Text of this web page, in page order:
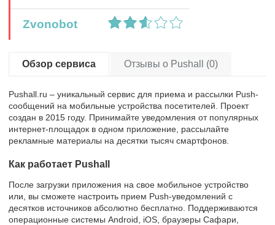
Zvonobot
Обзор сервиса Отзывы о Pushall (0)
Pushall.ru – уникальный сервис для приема и рассылки Push-
сообщений на мобильные устройства посетителей. Проект
создан в 2015 году. Принимайте уведомления от популярных
интернет-площадок в одном приложение, рассылайте
рекламные материалы на десятки тысяч смартфонов.
Как работает Pushall
После загрузки приложения на свое мобильное устройство
или, вы сможете настроить прием Push-уведомлений с
десятков источников абсолютно бесплатно. Поддерживаются
операционные системы Android, iOS, браузеры Сафари,